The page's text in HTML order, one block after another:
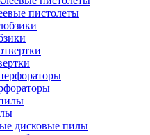
пистолеты
дисковые пилы